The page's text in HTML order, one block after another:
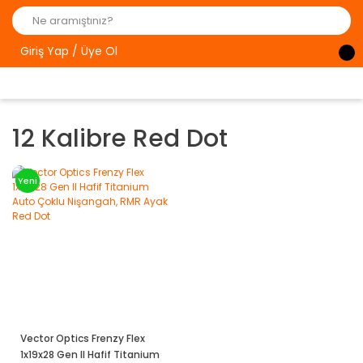
Giriş Yap / Üye Ol
12 Kalibre Red Dot
Yeni
Vector Optics Frenzy Flex
1x19x28 Gen II Hafif Titanium